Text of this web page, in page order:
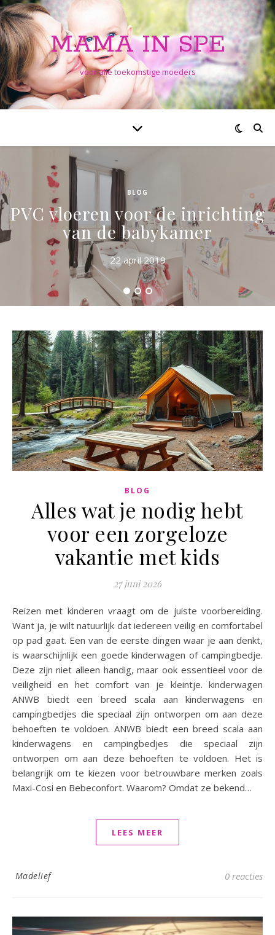
MAMA IN SPE
voor alle toekomstige moeders
BLOG
PVC vloeren voor de inrichting
van de babykamer
22 april 2019
BLOG
Alles wat je nodig hebt
voor een zorgeloze
vakantie met kids
27 juni 2026
Reizen met kinderen vraagt om de juiste voorbereiding.
Want ja, je wilt natuurlijk dat iedereen veilig en comfortabel
op pad gaat. Een van de eerste dingen waar je aan denkt,
is waarschijnlijk een goede kinderwagen of campingbedje.
Deze zijn niet alleen handig, maar ook essentieel voor de
veiligheid en het comfort van je kleintje. kinderwagen
ANWB biedt een breed scala aan kinderwagens en
campingbedjes die speciaal zijn ontworpen om aan deze
behoeften te voldoen. ANWB biedt een breed scala aan
kinderwagens en campingbedjes die speciaal zijn
ontworpen om aan deze behoeften te voldoen. Het is
belangrijk om te kiezen voor betrouwbare merken zoals
Maxi-Cosi en Bebeconfort. Waarom? Omdat ze bekend…
LEES MEER
Madelief 0 reacties